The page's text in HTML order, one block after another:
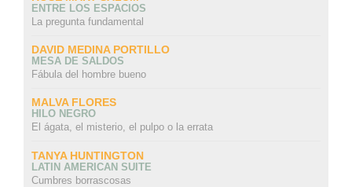
ENTRE LOS ESPACIOS
La pregunta fundamental
DAVID MEDINA PORTILLO
MESA DE SALDOS
Fábula del hombre bueno
MALVA FLORES
HILO NEGRO
El ágata, el misterio, el pulpo o la errata
TANYA HUNTINGTON
LATIN AMERICAN SUITE
Cumbres borrascosas